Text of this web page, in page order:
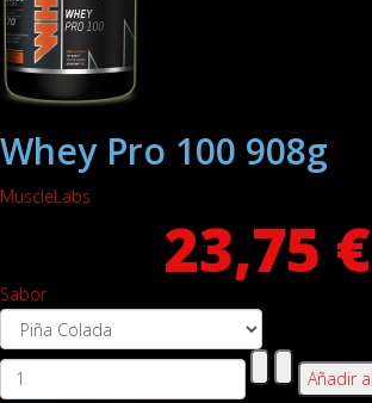
Whey Pro 100 908g
MuscleLabs
23,75 €
Sabor